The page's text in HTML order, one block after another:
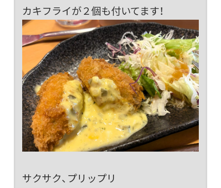
カキフライが２個も付いてます！
サクサク、プリップリ